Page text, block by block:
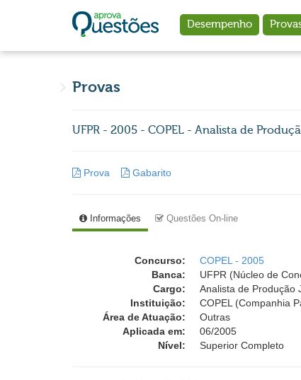
Desempenho
Provas
UFPR - 2005 - COPEL - Analista de
Prova Gabarito
Informações Questões On-line
Concurso:
COPEL - 2005
Banca:
UFPR (Núcleo de
Cargo:
Analista de Produção
Instituição:
COPEL (Companhia
Área de Atuação:
Outras
Aplicada em:
06/2005
Nível:
Superior Completo